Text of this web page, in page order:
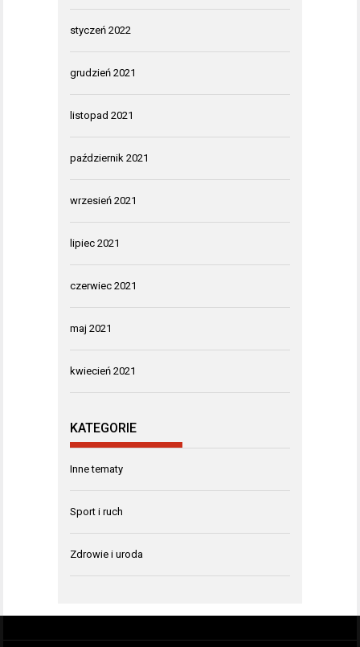
styczeń 2022
grudzień 2021
listopad 2021
październik 2021
wrzesień 2021
lipiec 2021
czerwiec 2021
maj 2021
kwiecień 2021
KATEGORIE
Inne tematy
Sport i ruch
Zdrowie i uroda